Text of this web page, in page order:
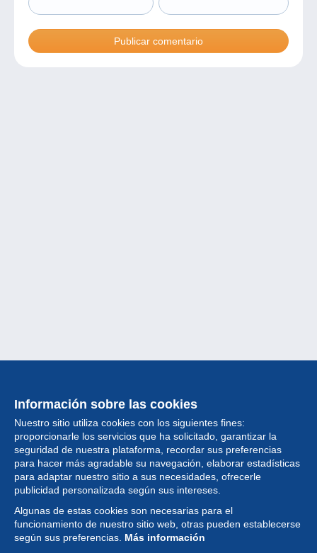
Información sobre las cookies
Nuestro sitio utiliza cookies con los siguientes fines:
proporcionarle los servicios que ha solicitado, garantizar la
seguridad de nuestra plataforma, recordar sus preferencias
para hacer más agradable su navegación, elaborar estadísticas
para adaptar nuestro sitio a sus necesidades, ofrecerle
publicidad personalizada según sus intereses.
Algunas de estas cookies son necesarias para el
funcionamiento de nuestro sitio web, otras pueden establecerse
según sus preferencias. Más información
Colección
Noticias
Funcionalidad